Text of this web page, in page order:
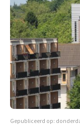
Gepubliceerd op: